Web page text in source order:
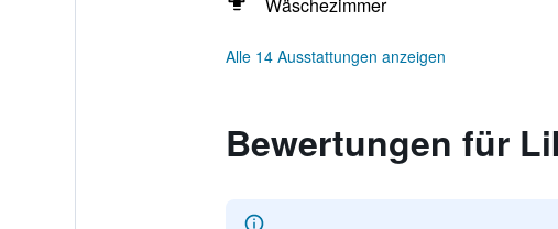
Alle 14 Ausstattungen anzeigen
Bewertungen für